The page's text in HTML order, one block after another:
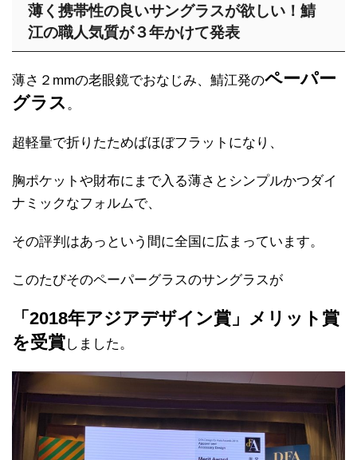
薄く携帯性の良いサングラスが欲しい！鯖
江の職人気質が３年かけて発表
薄さ２mmの老眼鏡でおなじみ、鯖江発のペーパー
グラス 。
超軽量で折りたためばほぼフラットになり、
胸ポケットや財布にまで入る薄さとシンプルかつダイ
ナミックなフォルムで、
その評判はあっという間に全国に広まっています。
このたびそのペーパーグラスのサングラスが
「2018年アジアデザイン賞」メリット賞
を受賞しました。